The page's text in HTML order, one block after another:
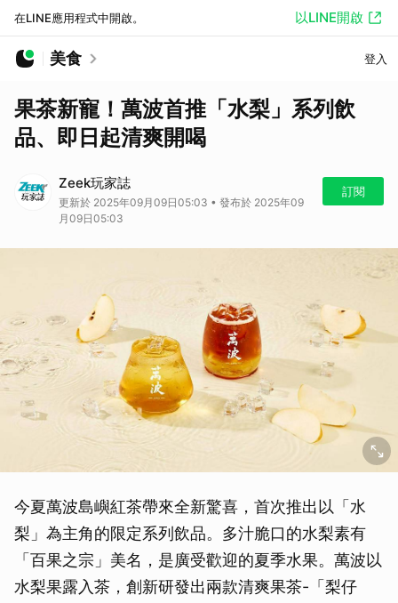
在LINE應用程式中開啟。 以LINE開啟
美食 登入
果茶新寵！萬波首推「水梨」系列飲
品、即日起清爽開喝
Zeek玩家誌
更新於 2025年09月09日05:03 • 發布於 2025年09
月09日05:03
訂閱
今夏萬波島嶼紅茶帶來全新驚喜，首次推出以「水
梨」為主角的限定系列飲品。多汁脆口的水梨素有
「百果之宗」美名，是廣受歡迎的夏季水果。萬波以
水梨果露入茶，創新研發出兩款清爽果茶-「梨仔